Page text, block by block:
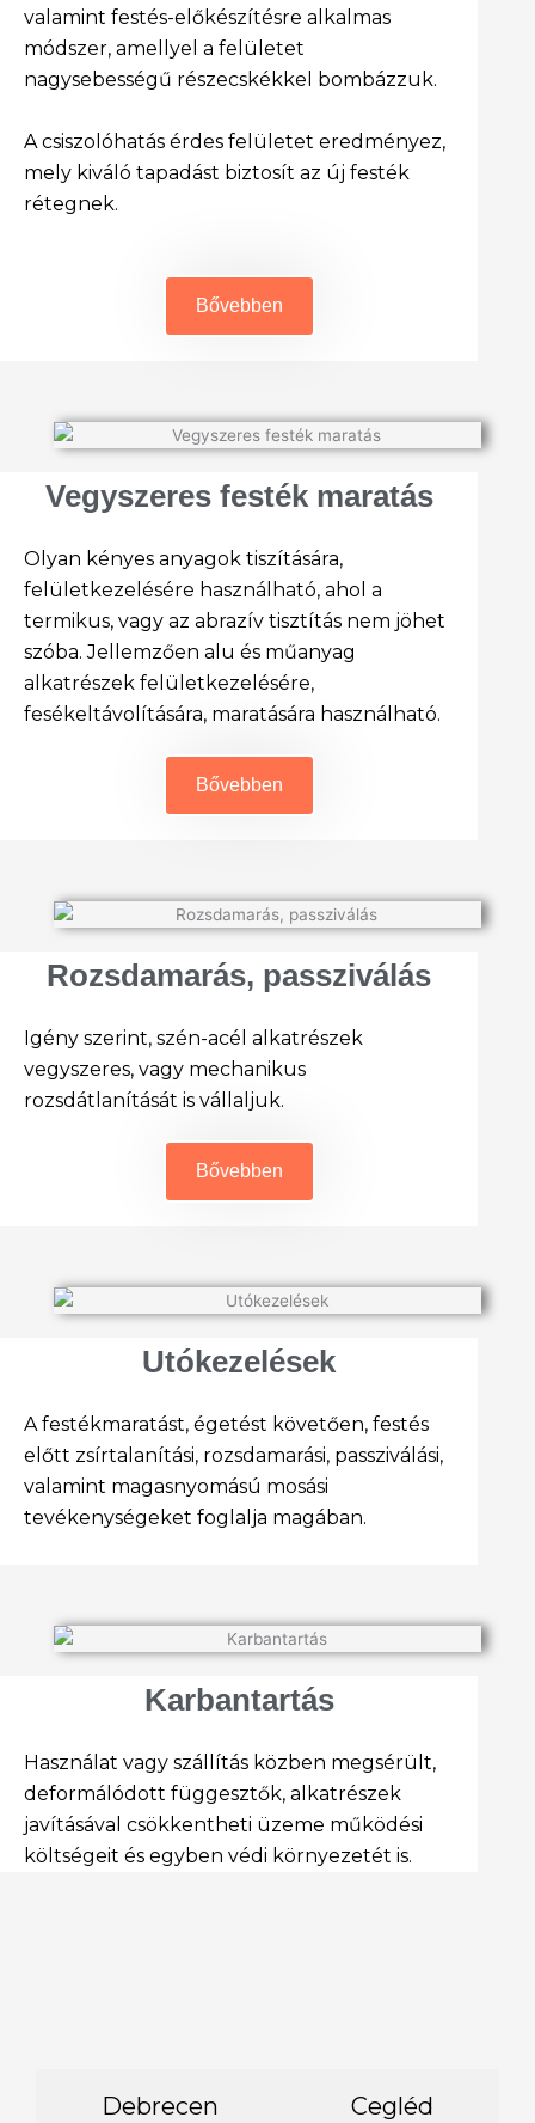
valamint festés-előkészítésre alkalmas
módszer, amellyel a felületet
nagysebességű részecskékkel bombázzuk.
A csiszolóhatás érdes felületet eredményez,
mely kiváló tapadást biztosít az új festék
rétegnek.
Bővebben
Vegyszeres festék maratás
Olyan kényes anyagok tiszítására,
felületkezelésére használható, ahol a
termikus, vagy az abrazív tisztítás nem jöhet
szóba. Jellemzően alu és műanyag
alkatrészek felületkezelésére,
fesékeltávolítására, maratására használható.
Bővebben
Rozsdamarás, passziválás
Igény szerint, szén-acél alkatrészek
vegyszeres, vagy mechanikus
rozsdátlanítását is vállaljuk.
Bővebben
Utókezelések
A festékmaratást, égetést követően, festés
előtt zsírtalanítási, rozsdamarási, passziválási,
valamint magasnyomású mosási
tevékenységeket foglalja magában.
Karbantartás
Használat vagy szállítás közben megsérült,
deformálódott függesztők, alkatrészek
javításával csökkentheti üzeme működési
költségeit és egyben védi környezetét is.
Debrecen Cegléd